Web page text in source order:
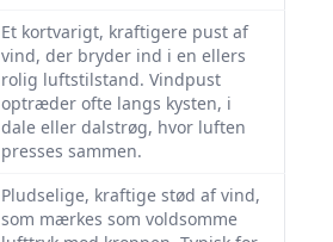
Et kortvarigt, kraftigere pust af
vind, der bryder ind i en ellers
rolig luftstilstand. Vindpust
optræder ofte langs kysten, i
dale eller dalstrøg, hvor luften
presses sammen.
Pludselige, kraftige stød af vind,
som mærkes som voldsomme